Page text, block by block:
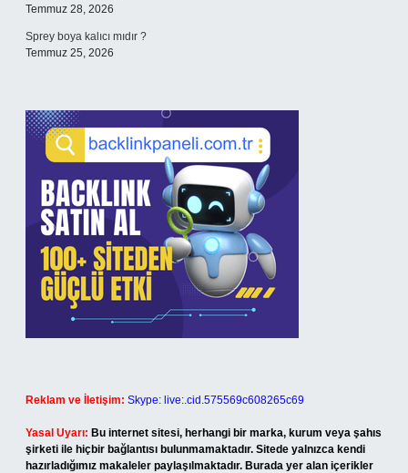
Temmuz 28, 2026
Sprey boya kalıcı mıdır ?
Temmuz 25, 2026
Reklam ve İletişim: Skype: live:.cid.575569c608265c69
Yasal Uyarı: Bu internet sitesi, herhangi bir marka, kurum veya şahıs
şirketi ile hiçbir bağlantısı bulunmamaktadır. Sitede yalnızca kendi
hazırladığımız makaleler paylaşılmaktadır. Burada yer alan içerikler